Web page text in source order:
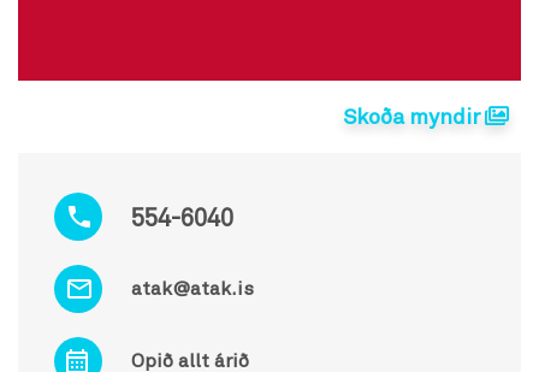
Skoða myndir
554-6040
atak@atak.is
Opið allt árið